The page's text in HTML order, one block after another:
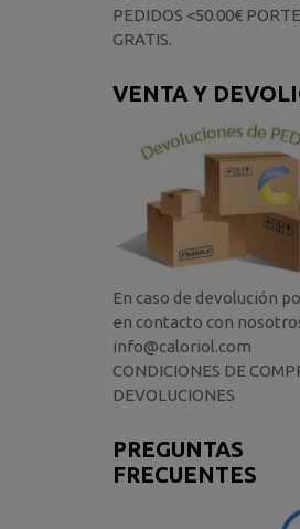
PEDIDOS <50.00€
GRATIS.
VENTA Y
En caso de devolución
en contacto con
info@caloriol.com
CONDICIONES DE
DEVOLUCIONES
PREGUNTAS
FRECUENTES